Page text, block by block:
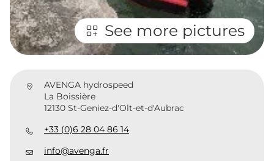
See more pictures
AVENGA hydrospeed
La Boissière
12130 St-Geniez-d'Olt-et-d'Aubrac
+33 (0)6 28 04 86 14
info@avenga.fr